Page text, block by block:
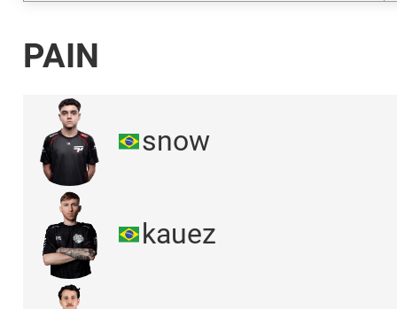
PAIN
snow
kauez